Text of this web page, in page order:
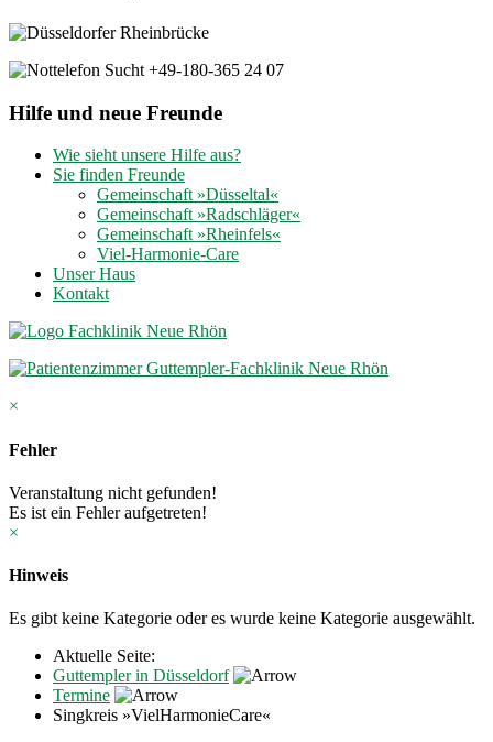
Hilfe und neue Freunde
Wie sieht unsere Hilfe aus?
Sie finden Freunde
Gemeinschaft »Düsseltal«
Gemeinschaft »Radschläger«
Gemeinschaft »Rheinfels«
Viel-Harmonie-Care
Unser Haus
Kontakt
×
Fehler
Veranstaltung nicht gefunden!
Es ist ein Fehler aufgetreten!
×
Hinweis
Es gibt keine Kategorie oder es wurde keine Kategorie ausgewählt.
Aktuelle Seite:
Guttempler in Düsseldorf
Termine
Singkreis »VielHarmonieCare«